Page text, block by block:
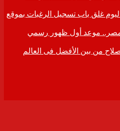
غلق باب تسجيل الرغبات بموقع
مصر.. موعد أول ظهور رسمي
من بين الأفضل فى العالم